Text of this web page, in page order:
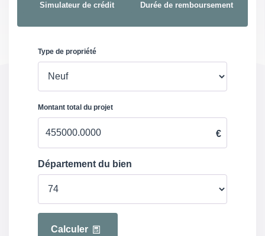
Simulateur de crédit Durée de remboursement